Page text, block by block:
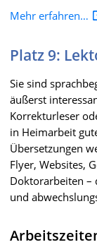
Mehr erfahren…
Platz 9:
Sie sind
äußerst
Korrekturleser
in Heimarbeit
Übersetzungen
Flyer, Websites,
Doktorarbeiten –
und